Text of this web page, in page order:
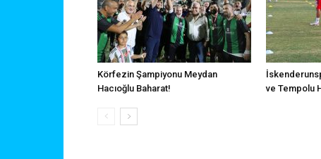
Körfezin Şampiyonu Meydan
Hacıoğlu Baharat!
ve Tempolu